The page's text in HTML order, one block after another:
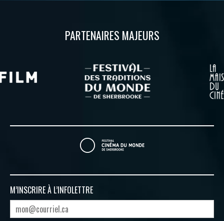
PARTENAIRES MAJEURS
M’INSCRIRE À L’INFOLETTRE